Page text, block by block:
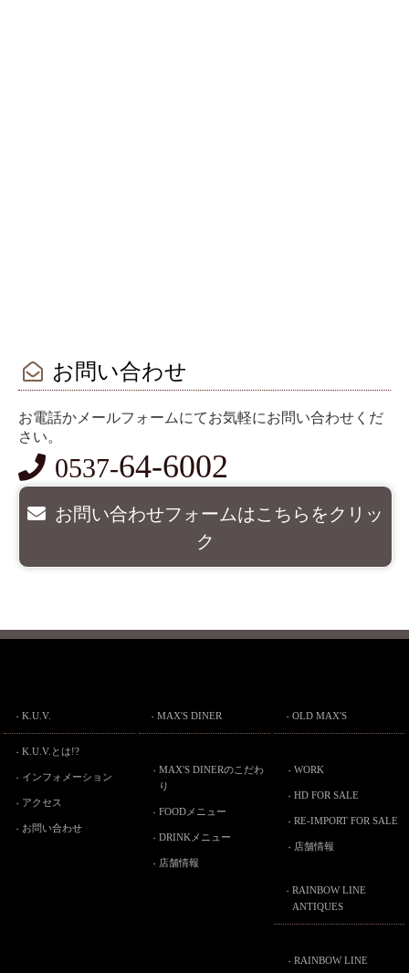
お問い合わせ
お電話かメールフォームにてお気軽にお問い合わせくだ
さい。
0537-64-6002
お問い合わせフォームはこちらをクリッ
ク
K.U.V.
K.U.V.とは!?
インフォメーション
アクセス
お問い合わせ
MAX'S DINER
MAX'S DINERのこだわ
り
FOODメニュー
DRINKメニュー
店舗情報
OLD MAX'S
WORK
HD FOR SALE
RE-IMPORT FOR SALE
店舗情報
RAINBOW LINE
ANTIQUES
RAINBOW LINE